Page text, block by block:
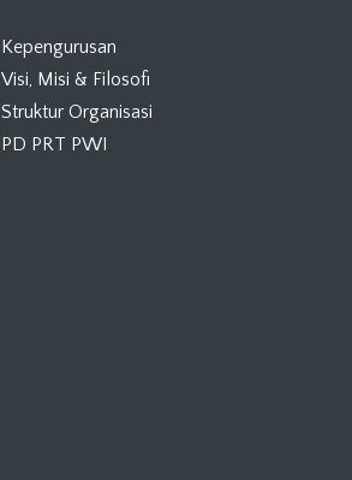
Kepengurusan
Visi, Misi & Filosofi
Struktur Organisasi
PD PRT PWI